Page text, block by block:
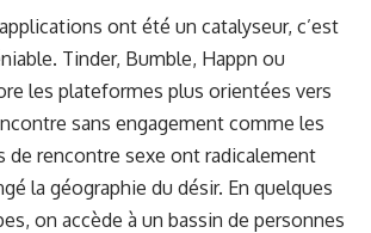
ont été un catalyseur, c’est
Tinder, Bumble, Happn ou
les plateformes plus orientées vers
sans engagement comme les
de rencontre sexe ont radicalement
la géographie du désir. En quelques
on accède à un bassin de personnes